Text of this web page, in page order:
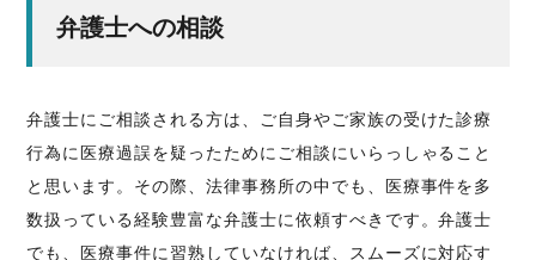
弁護士への相談
弁護士にご相談される方は、ご自身やご家族の受けた診療
行為に医療過誤を疑ったためにご相談にいらっしゃること
と思います。その際、法律事務所の中でも、医療事件を多
数扱っている経験豊富な弁護士に依頼すべきです。弁護士
でも、医療事件に習熟していなければ、スムーズに対応す